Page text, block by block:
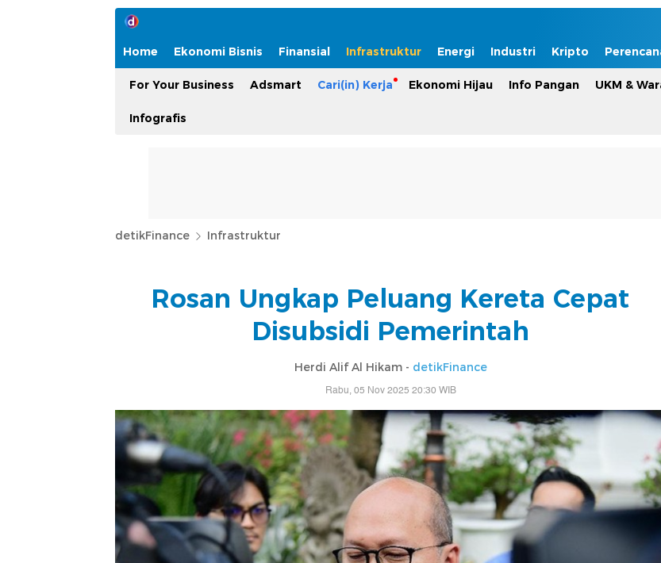
Home Ekonomi Bisnis Finansial Infrastruktur Energi Industri Kripto
For Your Business Adsmart Cari(in) Kerja Ekonomi Hijau Info Pangan UKM &
Infografis
detikFinance Infrastruktur
Rosan Ungkap Peluang Kereta Cepat
Disubsidi Pemerintah
Herdi Alif Al Hikam - detikFinance
Rabu, 05 Nov 2025 20:30 WIB